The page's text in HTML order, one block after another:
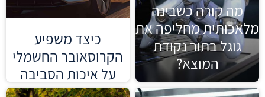
מה קורה כשבינה
מלאכותית מחליפה את
גוגל בתור נקודת
המוצא?
כיצד משפיע
הקרוסאובר החשמלי
על איכות הסביבה
ואיכות האוויר